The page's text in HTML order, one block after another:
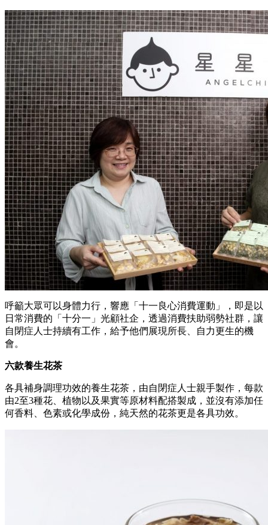
呼籲大眾可以身體力行，響應「十一良心消費運動」，即是以
日常消費的「十分一」光顧社企，透過消費扶助弱勢社群，讓
自閉症人士持續有工作，給予他們展現所長、自力更生的機
會。
六款養生花茶
各具補身調理功效的養生花茶，由自閉症人士親手製作，每款
由2至3種花、植物以及果實等原材料配搭製成，並沒有添加任
何香料、色素或化學成份，純天然的花茶更是各具功效。